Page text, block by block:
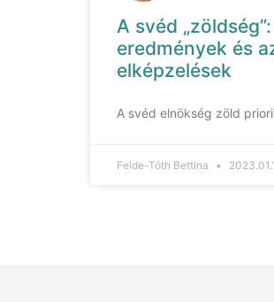
A svéd
eredmények és
elképzelések
A svéd elnökség zöld
Felde-Tóth Bettina